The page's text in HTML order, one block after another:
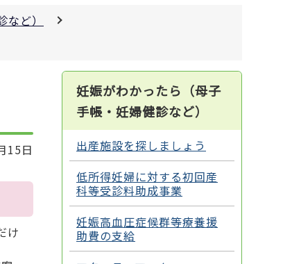
ど）
15日
け
妊娠がわかったら（母子
手帳・妊婦健診など）
出産施設を探しましょう
低所得妊婦に対する初回産
科等受診料助成事業
妊娠高血圧症候群等療養援
助費の支給